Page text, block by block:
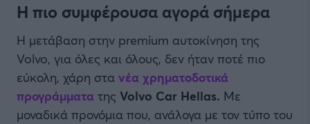
Η πιο συμφέρουσα αγορά σήμερα
Η μετάβαση στην premium αυτοκίνηση της
Volvo, για όλες και όλους, δεν ήταν ποτέ πιο
εύκολη, χάρη στα νέα χρηματοδοτικά
προγράμματα της Volvo Car Hellas. Με
μοναδικά προνόμια που, ανάλογα με τον τύπο του